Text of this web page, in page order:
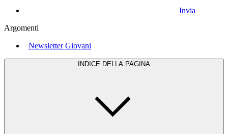
Invia
Argomenti
Newsletter Giovani
INDICE DELLA PAGINA